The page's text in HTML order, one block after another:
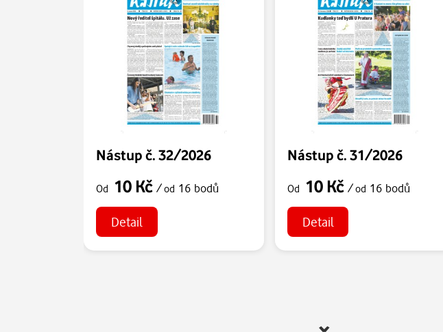
Nástup č. 32/2026
Od 10 Kč /od 16 bodů
Detail
Nástup č. 31/2026
Od 10 Kč /od 16 bodů
Detail